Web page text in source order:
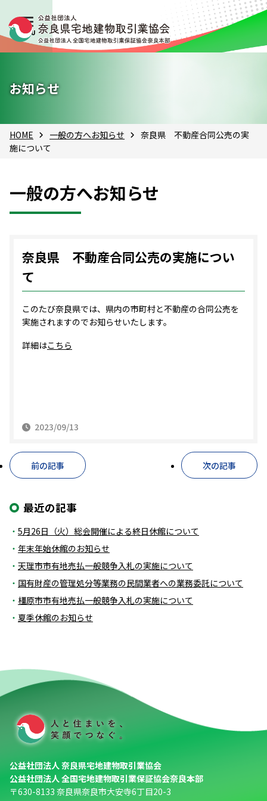
お知らせ
HOME 一般の方へお知らせ
奈良県 不動産合同公売の実
施について
一般の方へお知らせ
奈良県 不動産合同公売の実施につい
て
2023/09/13
このたび奈良県では、県内の市町村と不動産の合同公売を
実施されますのでお知らせいたします。
詳細はこちら
前の記事 次の記事
最近の記事
5月26日（火）総会開催による終日休館について
年末年始休館のお知らせ
天理市市有地売払一般競争入札の実施について
国有財産の管理処分等業務の民間業者への業務委託について
橿原市市有地売払一般競争入札の実施について
夏季休館のお知らせ
公益社団法人 奈良県宅地建物取引業協会
公益社団法人 全国宅地建物取引業保証協会奈良本部
〒630-8133 奈良県奈良市大安寺6丁目20-3